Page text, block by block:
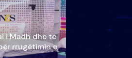
i Madh dhe të
rrugëtimin e